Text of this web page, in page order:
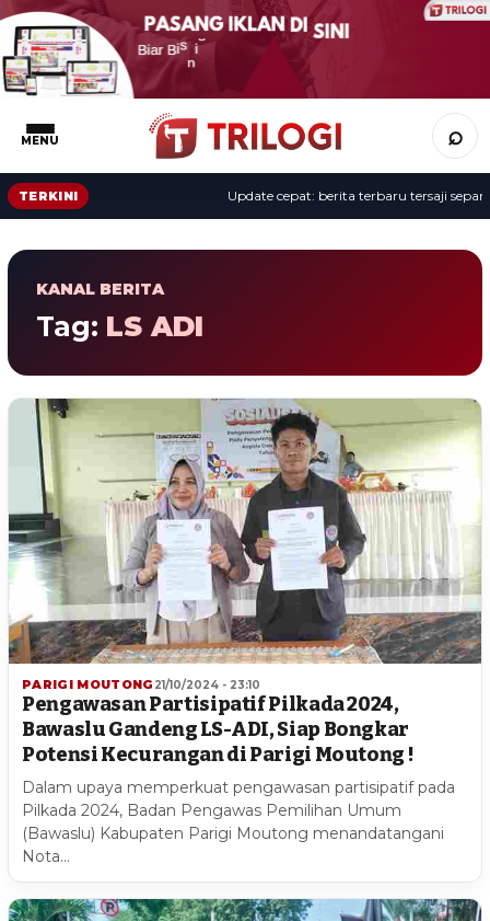
MENU ⌕
TERKINI Update cepat: berita terbaru tersaji
KANAL BERITA
Tag: LS ADI
PARIGI MOUTONG 21/10/2024 - 23:10
Pengawasan Partisipatif Pilkada 2024,
Bawaslu Gandeng LS-ADI, Siap Bongkar
Potensi Kecurangan di Parigi Moutong !
Dalam upaya memperkuat pengawasan partisipatif pada
Pilkada 2024, Badan Pengawas Pemilihan Umum
(Bawaslu) Kabupaten Parigi Moutong menandatangani
Nota…